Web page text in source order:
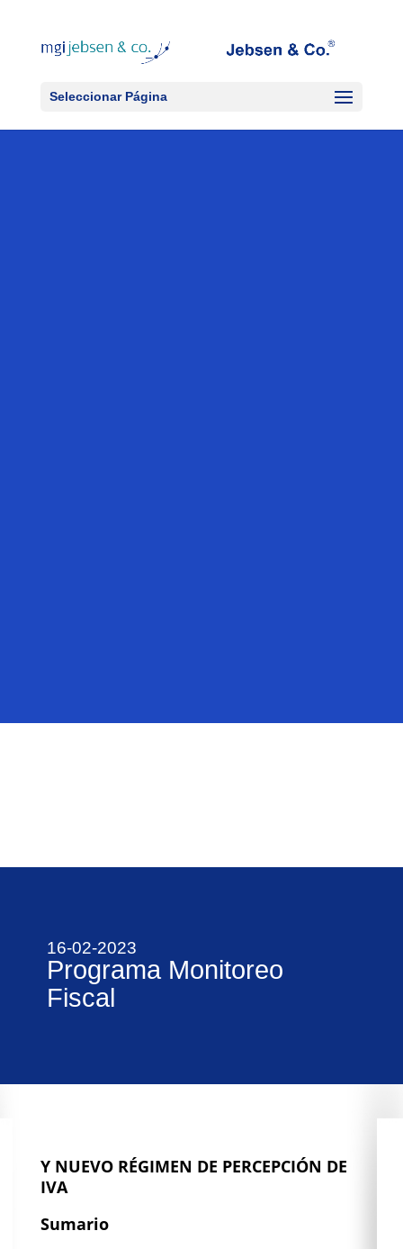
Seleccionar Página
16-02-2023
Programa Monitoreo
Fiscal
Y NUEVO RÉGIMEN DE PERCEPCIÓN DE
IVA
Sumario